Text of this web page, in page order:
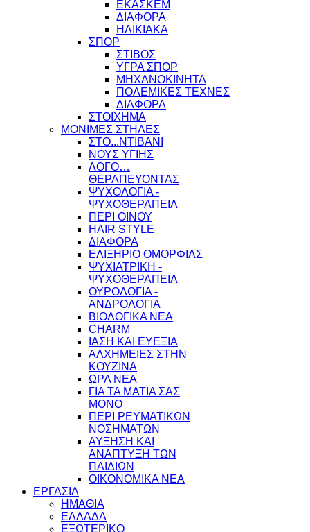
ΕΚΑΣΚΕΜ
ΔΙΑΦΟΡΑ
ΗΛΙΚΙΑΚΑ
ΣΠΟΡ
ΣΤΙΒΟΣ
ΥΓΡΑ ΣΠΟΡ
ΜΗΧΑΝΟΚΙΝΗΤΑ
ΠΟΛΕΜΙΚΕΣ ΤΕΧΝΕΣ
ΔΙΑΦΟΡΑ
ΣΤΟΙΧΗΜΑ
ΜΟΝΙΜΕΣ ΣΤΗΛΕΣ
ΣΤΟ...ΝΤΙΒΑΝΙ
ΝΟΥΣ ΥΓΙΗΣ
ΛΟΓΟ…
ΘΕΡΑΠΕΥΟΝΤΑΣ
ΨΥΧΟΛΟΓΙΑ -
ΨΥΧΟΘΕΡΑΠΕΙΑ
ΠΕΡΙ ΟΙΝΟΥ
HAIR STYLE
ΔΙΑΦΟΡΑ
ΕΛΙΞΗΡΙΟ ΟΜΟΡΦΙΑΣ
ΨΥΧΙΑΤΡΙΚΗ -
ΨΥΧΟΘΕΡΑΠΕΙΑ
ΟΥΡΟΛΟΓΙΑ -
ΑΝΔΡΟΛΟΓΙΑ
ΒΙΟΛΟΓΙΚΑ ΝΕΑ
CHARM
ΙΑΣΗ ΚΑΙ ΕΥΕΞΙΑ
ΑΛΧΗΜΕΙΕΣ ΣΤΗΝ
ΚΟΥΖΙΝΑ
ΩΡΛ ΝEA
ΓΙΑ ΤΑ ΜΑΤΙΑ ΣΑΣ
ΜΟΝΟ
ΠΕΡΙ ΡΕΥΜΑΤΙΚΩΝ
ΝΟΣΗΜΑΤΩΝ
ΑΥΞΗΣΗ ΚΑΙ
ΑΝΑΠΤΥΞΗ ΤΩΝ
ΠΑΙΔΙΩΝ
ΟΙΚΟΝΟΜΙΚΑ ΝΕΑ
ΕΡΓΑΣΙΑ
ΗΜΑΘΙΑ
ΕΛΛΑΔΑ
ΕΞΩΤΕΡΙΚΟ